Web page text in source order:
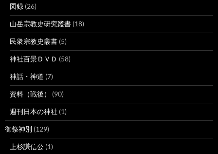
図録 (26)
山岳宗教史研究叢書 (18)
民衆宗教史叢書 (5)
神社百景ＤＶＤ (58)
神話・神道 (7)
資料（戦後） (90)
週刊日本の神社 (1)
御祭神別 (129)
上杉謙信公 (1)